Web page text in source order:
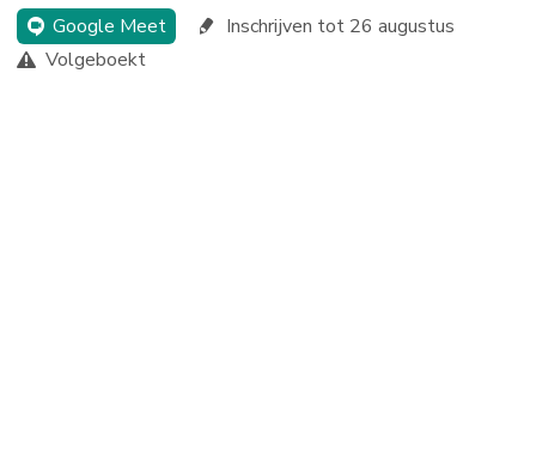
Google Meet
Inschrijven tot 26 augustus
Volgeboekt